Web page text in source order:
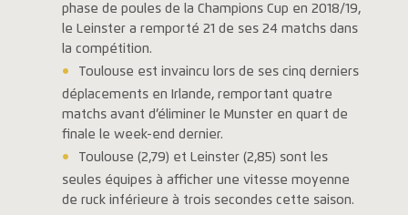
phase de poules de la Champions Cup en 2018/19,
le Leinster a remporté 21 de ses 24 matchs dans
la compétition.
Toulouse est invaincu lors de ses cinq derniers
déplacements en Irlande, remportant quatre
matchs avant d’éliminer le Munster en quart de
finale le week-end dernier.
Toulouse (2,79) et Leinster (2,85) sont les
seules équipes à afficher une vitesse moyenne
de ruck inférieure à trois secondes cette saison.